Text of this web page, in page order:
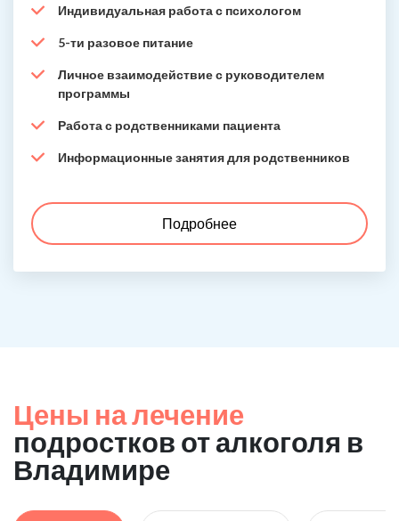
Индивидуальная работа с психологом
5-ти разовое питание
Личное взаимодействие с руководителем
программы
Работа с родственниками пациента
Информационные занятия для родственников
Подробнее
Цены на лечение
подростков от алкоголя в
Владимире